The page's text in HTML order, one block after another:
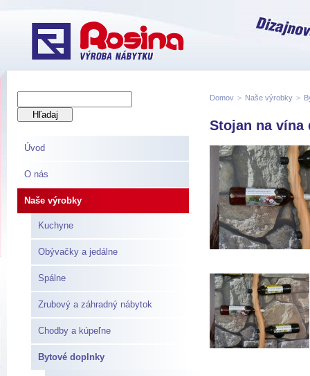
Úvod
O nás
Naše výrobky
Kuchyne
Obývačky a jedálne
Spálne
Zrubový a záhradný nábytok
Chodby a kúpeľne
Bytové doplnky
Domov > Naše výrobky >
Stojan na vína